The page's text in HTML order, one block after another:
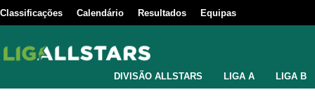
Classificações Calendário Resultados Equipas
DIVISÃO ALLSTARS LIGA A LIGA B